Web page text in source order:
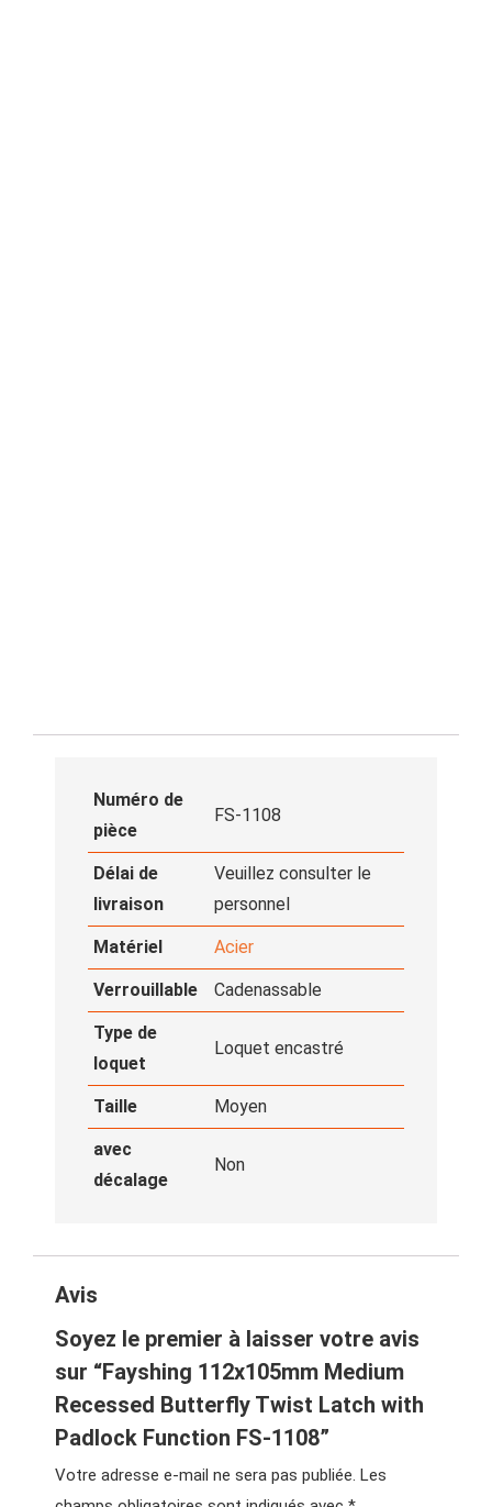
Numéro de
pièce
FS-1108
Délai de
livraison
Veuillez consulter le
personnel
Matériel Acier
Verrouillable Cadenassable
Type de
loquet
Loquet encastré
Taille Moyen
avec
décalage
Non
Avis
Soyez le premier à laisser votre avis
sur “Fayshing 112x105mm Medium
Recessed Butterfly Twist Latch with
Padlock Function FS-1108”
Votre adresse e-mail ne sera pas publiée. Les